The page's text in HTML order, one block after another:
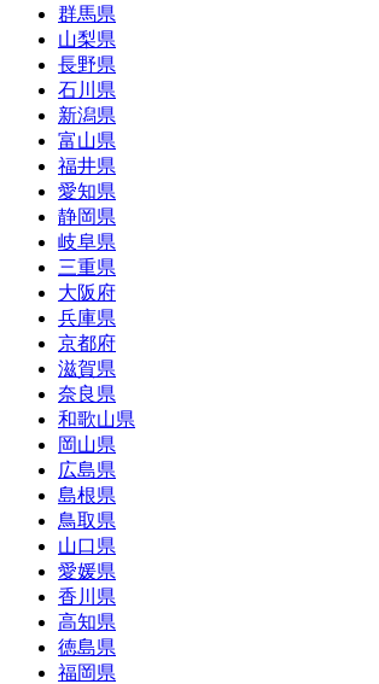
群馬県
山梨県
長野県
石川県
新潟県
富山県
福井県
愛知県
静岡県
岐阜県
三重県
大阪府
兵庫県
京都府
滋賀県
奈良県
和歌山県
岡山県
広島県
島根県
鳥取県
山口県
愛媛県
香川県
高知県
徳島県
福岡県